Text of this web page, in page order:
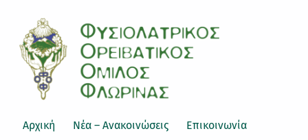
Αρχική Νέα – Ανακοινώσεις Επικοινωνία